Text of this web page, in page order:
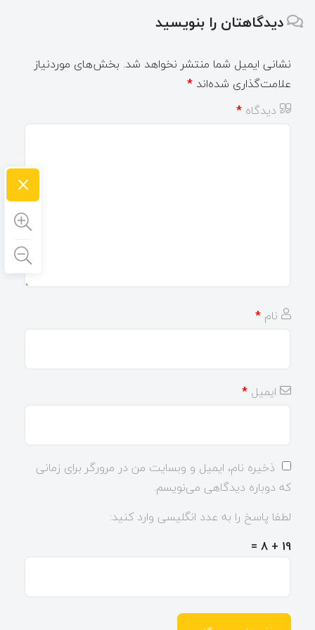
دیدگاهتان را بنویسید
نشانی ایمیل شما منتشر نخواهد شد. بخش‌های موردنیاز
علامت‌گذاری شده‌اند *
دیدگاه *
نام *
ایمیل *
ذخیره نام، ایمیل و وبسایت من در مرورگر برای زمانی
که دوباره دیدگاهی می‌نویسم.
لطفا پاسخ را به عدد انگلیسی وارد کنید:
19 + 8 =
×